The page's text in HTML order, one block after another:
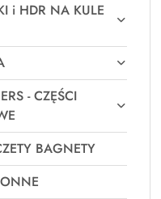
i HDR NA KULE
- CZĘŚCI
BAGNETY